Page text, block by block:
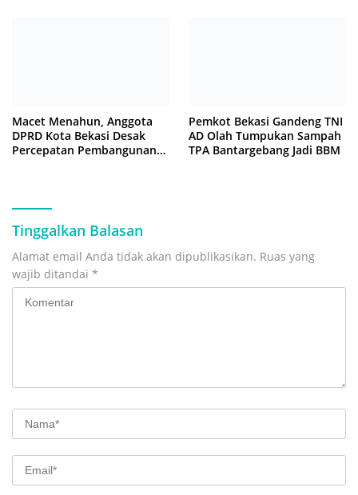
Macet Menahun, Anggota
DPRD Kota Bekasi Desak
Percepatan Pembangunan
Pemkot Bekasi Gandeng TNI
AD Olah Tumpukan Sampah
TPA Bantargebang Jadi BBM
Tinggalkan Balasan
Alamat email Anda tidak akan dipublikasikan. Ruas yang
wajib ditandai *